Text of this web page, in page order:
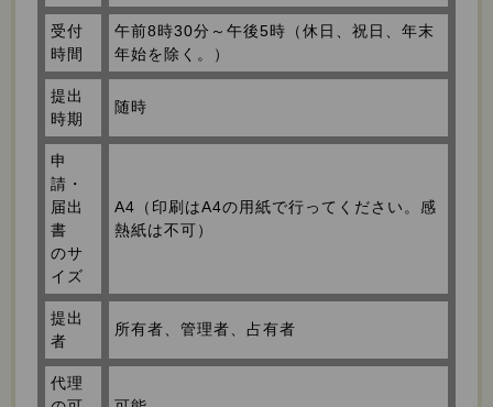
受付
時間
午前8時30分～午後5時（休日、祝日、年末
年始を除く。）
提出
時期
随時
申
請・
届出
書
のサ
イズ
A4（印刷はA4の用紙で行ってください。感
熱紙は不可）
提出
者
所有者、管理者、占有者
代理